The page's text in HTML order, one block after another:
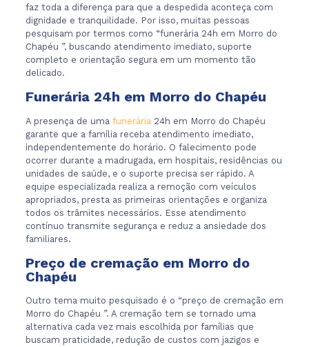
faz toda a diferença para que a despedida aconteça com
dignidade e tranquilidade. Por isso, muitas pessoas
pesquisam por termos como “funerária 24h em Morro do
Chapéu ”, buscando atendimento imediato, suporte
completo e orientação segura em um momento tão
delicado.
Funerária 24h em Morro do Chapéu
A presença de uma funerária24h em Morro do Chapéu
garante que a família receba atendimento imediato,
independentemente do horário. O falecimento pode
ocorrer durante a madrugada, em hospitais, residências ou
unidades de saúde, e o suporte precisa ser rápido. A
equipe especializada realiza a remoção com veículos
apropriados, presta as primeiras orientações e organiza
todos os trâmites necessários. Esse atendimento
contínuo transmite segurança e reduz a ansiedade dos
familiares.
Preço de cremação em Morro do
Chapéu
Outro tema muito pesquisado é o “preço de cremação em
Morro do Chapéu ”. A cremação tem se tornado uma
alternativa cada vez mais escolhida por famílias que
buscam praticidade, redução de custos com jazigos e